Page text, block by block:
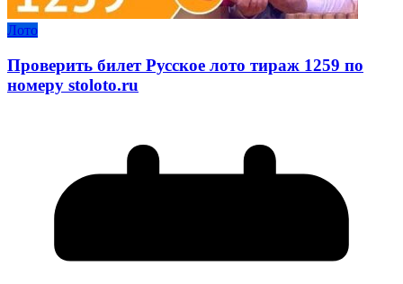
Лото
Проверить билет Русское лото тираж 1259 по
номеру stoloto.ru